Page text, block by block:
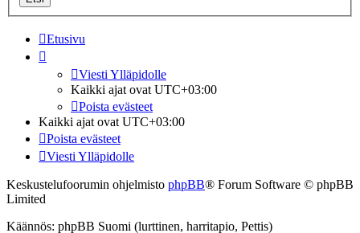
Etusivu
Viesti Ylläpidolle
Kaikki ajat ovat UTC+03:00
Poista evästeet
Kaikki ajat ovat UTC+03:00
Poista evästeet
Viesti Ylläpidolle
Keskustelufoorumin ohjelmisto phpBB® Forum Software © phpBB
Limited
Käännös: phpBB Suomi (lurttinen, harritapio, Pettis)